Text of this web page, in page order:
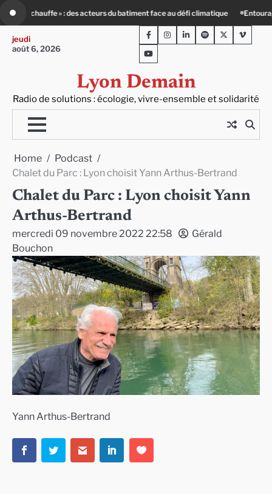
content
Entourage : un petit-déj contre l’isolement Le Crépin de Lyon
jeudi
août 6, 2026
Lyon Demain
Radio de solutions : écologie, vivre-ensemble et solidarité
FacebookInstagram
LinkedInSpotifyTwitterViméo
Youtube
Home
Podcast
Chalet du Parc : Lyon choisit Yann Arthus-Bertrand
Chalet du Parc : Lyon choisit Yann
Arthus-Bertrand
mercredi 09 novembre 2022 22:58
Gérald
Bouchon
Yann Arthus-Bertrand